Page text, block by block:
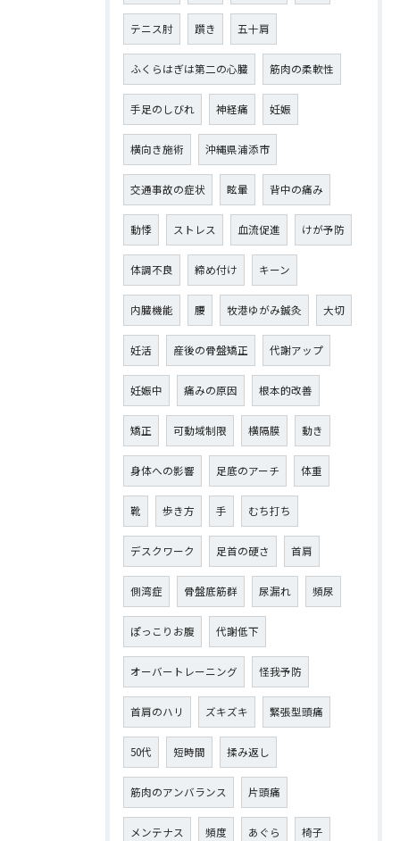
テニス肘 躓き 五十肩
ふくらはぎは第二の心臓 筋肉の柔軟性
手足のしびれ 神経痛 妊娠
横向き施術 沖縄県浦添市
交通事故の症状 眩暈 背中の痛み
動悸 ストレス 血流促進 けが予防
体調不良 締め付け キーン
内臓機能 腰 牧港ゆがみ鍼灸 大切
妊活 産後の骨盤矯正 代謝アップ
妊娠中 痛みの原因 根本的改善
矯正 可動域制限 横隔膜 動き
身体への影響 足底のアーチ 体重
靴 歩き方 手 むち打ち
デスクワーク 足首の硬さ 首肩
側湾症 骨盤底筋群 尿漏れ 頻尿
ぽっこりお腹 代謝低下
オーバートレーニング 怪我予防
首肩のハリ ズキズキ 緊張型頭痛
50代 短時間 揉み返し
筋肉のアンバランス 片頭痛
メンテナス 頻度 あぐら 椅子